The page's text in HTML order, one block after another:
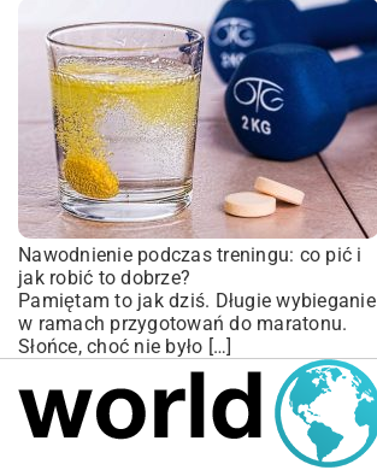
Nawodnienie podczas treningu: co pić i
jak robić to dobrze?
Pamiętam to jak dziś. Długie wybieganie
w ramach przygotowań do maratonu.
Słońce, choć nie było […]